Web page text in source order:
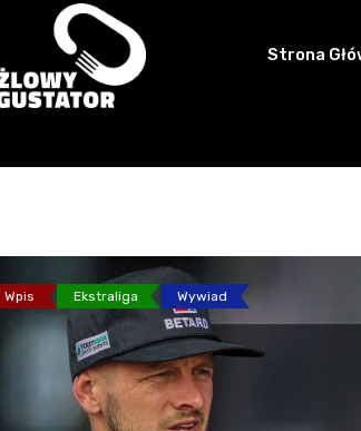
Strona
Wpis Ekstraliga Wywiad